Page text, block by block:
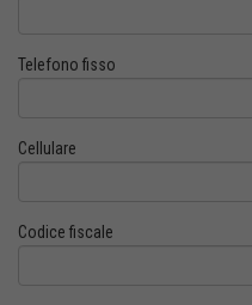
Telefono fisso
Cellulare
Codice fiscale